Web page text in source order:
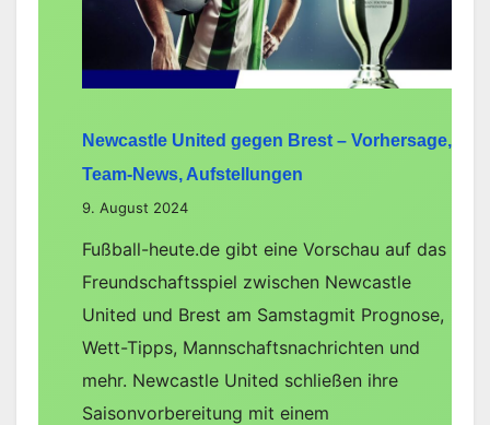
Team-
News,
Aufstellungen
Newcastle United gegen Brest – Vorhersage,
Team-News, Aufstellungen
9. August 2024
Fußball-heute.de gibt eine Vorschau auf das
Freundschaftsspiel zwischen Newcastle
United und Brest am Samstagmit Prognose,
Wett-Tipps, Mannschaftsnachrichten und
mehr. Newcastle United schließen ihre
Saisonvorbereitung mit einem